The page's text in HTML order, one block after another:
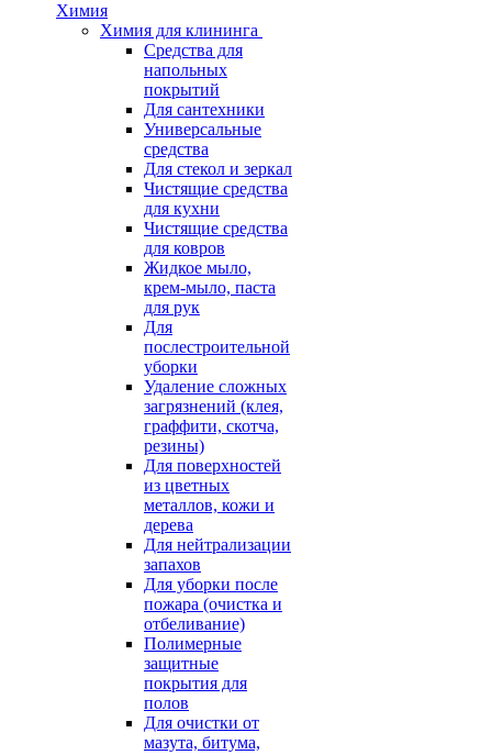
Химия
Химия для клининга
Средства для
напольных
покрытий
Для сантехники
Универсальные
средства
Для стекол и зеркал
Чистящие средства
для кухни
Чистящие средства
для ковров
Жидкое мыло,
крем-мыло, паста
для рук
Для
послестроительной
уборки
Удаление сложных
загрязнений (клея,
граффити, скотча,
резины)
Для поверхностей
из цветных
металлов, кожи и
дерева
Для нейтрализации
запахов
Для уборки после
пожара (очистка и
отбеливание)
Полимерные
защитные
покрытия для
полов
Для очистки от
мазута, битума,